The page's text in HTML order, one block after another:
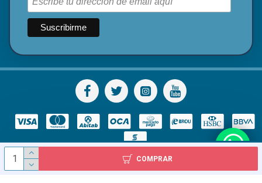
COMPRAR